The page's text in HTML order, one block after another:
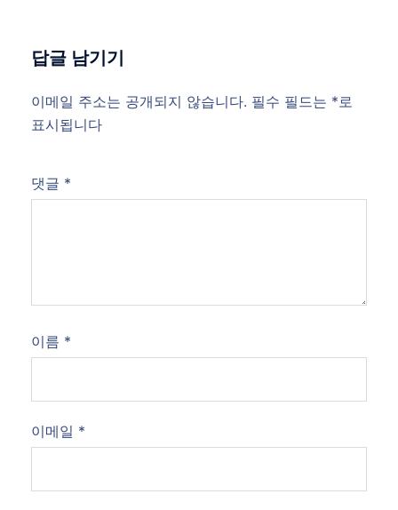
답글 남기기
이메일 주소는 공개되지 않습니다. 필수 필드는 * 로
표시됩니다
댓글 *
이름 *
이메일 *